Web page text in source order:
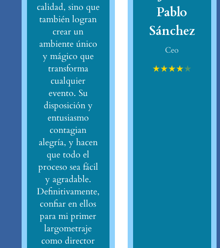
calidad, sino que
también logran
crear un
ambiente único
y mágico que
transforma
cualquier
evento. Su
disposición y
entusiasmo
contagian
alegría, y hacen
que todo el
proceso sea fácil
y agradable.
Definitivamente,
confiar en ellos
para mi primer
largometraje
como director
Pablo
Sánchez
Ceo
★★★★★